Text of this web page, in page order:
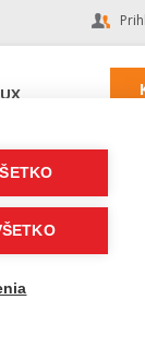
okná FAKRO